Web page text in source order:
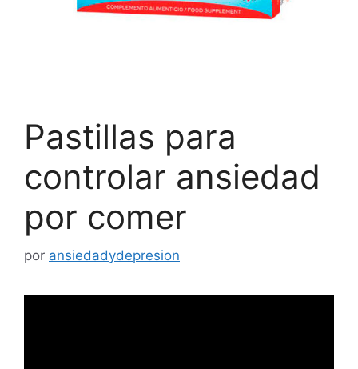
Pastillas para
controlar ansiedad
por comer
por ansiedadydepresion